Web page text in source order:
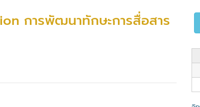
การพัฒนาทักษะการสื่อสาร